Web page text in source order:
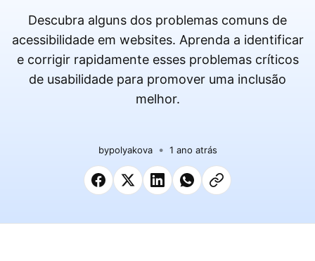
Descubra alguns dos problemas comuns de
acessibilidade em websites. Aprenda a identificar
e corrigir rapidamente esses problemas críticos
de usabilidade para promover uma inclusão
melhor.
bypolyakova 1 ano atrás